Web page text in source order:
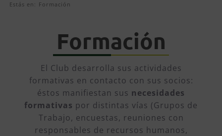
Estás en: Formación
Formación
El Club desarrolla sus actividades
formativas en contacto con sus socios:
éstos manifiestan sus necesidades
formativas por distintas vías (Grupos de
Trabajo, encuestas, reuniones con
responsables de recursos humanos,